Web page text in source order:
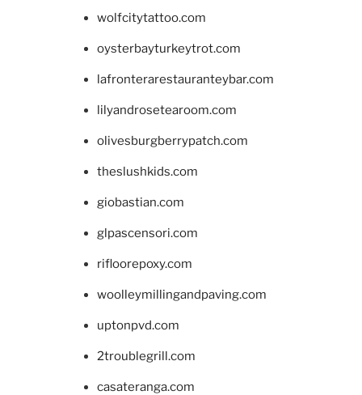
wolfcitytattoo.com
oysterbayturkeytrot.com
lafronterarestauranteybar.com
lilyandrosetearoom.com
olivesburgberrypatch.com
theslushkids.com
giobastian.com
glpascensori.com
rifloorepoxy.com
woolleymillingandpaving.com
uptonpvd.com
2troublegrill.com
casateranga.com